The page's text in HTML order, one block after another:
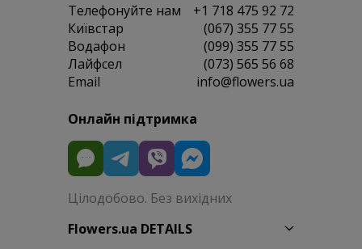
Телефонуйте нам
+1 718 475 92 72
Київстар
(067) 355 77 55
Водафон
(099) 355 77 55
Лайфсел
(073) 565 56 68
Email
info@flowers.ua
Онлайн підтримка
Цілодобово. Без вихідних
Flowers.ua DETAILS